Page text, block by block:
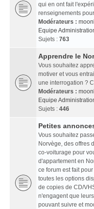
qui en ont fait
renseignements
Modérateurs :
Equipe
Sujets : 763
Apprendre le
Vous souhaitez
motiver et vous
une interrogation ?
Modérateurs :
Equipe
Sujets : 446
Petites
Vous souhaitez
Norvège, des offres
co-voiturage pour
d'appartement en
ce forum est fait
toutes les options
de copies de CD/
n'engagent que
pouvant suivre et